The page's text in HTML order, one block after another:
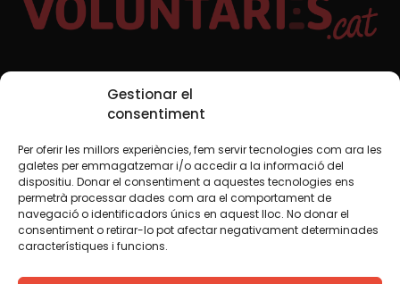
Gestionar el
consentiment
Per oferir les millors experiències, fem servir tecnologies com ara les
galetes per emmagatzemar i/o accedir a la informació del
dispositiu. Donar el consentiment a aquestes tecnologies ens
permetrà processar dades com ara el comportament de
navegació o identificadors únics en aquest lloc. No donar el
consentiment o retirar-lo pot afectar negativament determinades
característiques i funcions.
Xarxes Socials
TWT YTB IG FB IN
Avís legalPolítica de cookies
Creiem que el coneixement s’ha de compartir. Per això